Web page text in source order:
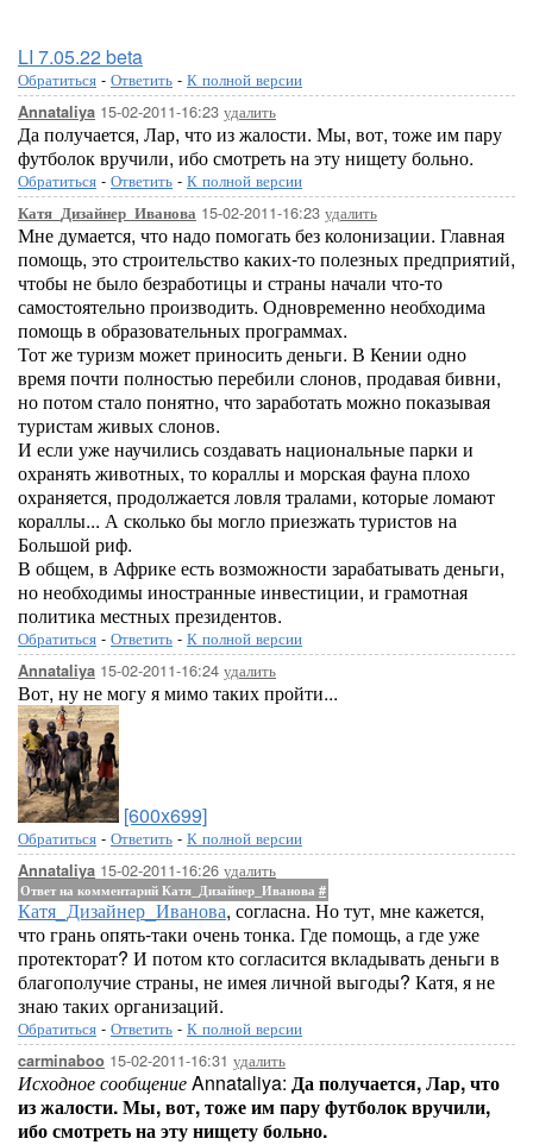
LI 7.05.22 beta
Обратиться - Ответить - К полной версии
Annataliya 15-02-2011-16:23 удалить
Да получается, Лар, что из жалости. Мы, вот, тоже им пару
футболок вручили, ибо смотреть на эту нищету больно.
Обратиться - Ответить - К полной версии
Катя_Дизайнер_Иванова 15-02-2011-16:23 удалить
Мне думается, что надо помогать без колонизации. Главная
помощь, это строительство каких-то полезных предприятий,
чтобы не было безработицы и страны начали что-то
самостоятельно производить. Одновременно необходима
помощь в образовательных программах.
Тот же туризм может приносить деньги. В Кении одно
время почти полностью перебили слонов, продавая бивни,
но потом стало понятно, что заработать можно показывая
туристам живых слонов.
И если уже научились создавать национальные парки и
охранять животных, то кораллы и морская фауна плохо
охраняется, продолжается ловля тралами, которые ломают
кораллы... А сколько бы могло приезжать туристов на
Большой риф.
В общем, в Африке есть возможности зарабатывать деньги,
но необходимы иностранные инвестиции, и грамотная
политика местных президентов.
Обратиться - Ответить - К полной версии
Annataliya 15-02-2011-16:24 удалить
Вот, ну не могу я мимо таких пройти...
[600x699]
Обратиться - Ответить - К полной версии
Annataliya 15-02-2011-16:26 удалить
Ответ на комментарий Катя_Дизайнер_Иванова #
Катя_Дизайнер_Иванова, согласна. Но тут, мне кажется,
что грань опять-таки очень тонка. Где помощь, а где уже
протекторат? И потом кто согласится вкладывать деньги в
благополучие страны, не имея личной выгоды? Катя, я не
знаю таких организаций.
Обратиться - Ответить - К полной версии
carminaboo 15-02-2011-16:31 удалить
Исходное сообщениеAnnataliya: Да получается, Лар, что
из жалости. Мы, вот, тоже им пару футболок вручили,
ибо смотреть на эту нищету больно.